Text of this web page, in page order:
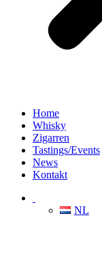
Home
Whisky
Zigarren
Tastings/Events
News
Kontakt
NL